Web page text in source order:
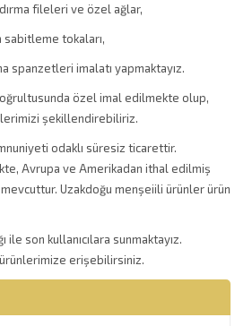
fileleri ve özel ağlar,
tokaları,
spanzetleri imalatı yapmaktayız.
özel imal edilmekte olup,
şekillendirebiliriz.
odaklı süresiz ticarettir.
Avrupa ve Amerikadan ithal edilmiş
Uzakdoğu menşeiili ürünler ürün
ile son kullanıcılara sunmaktayız.
erişebilirsiniz.